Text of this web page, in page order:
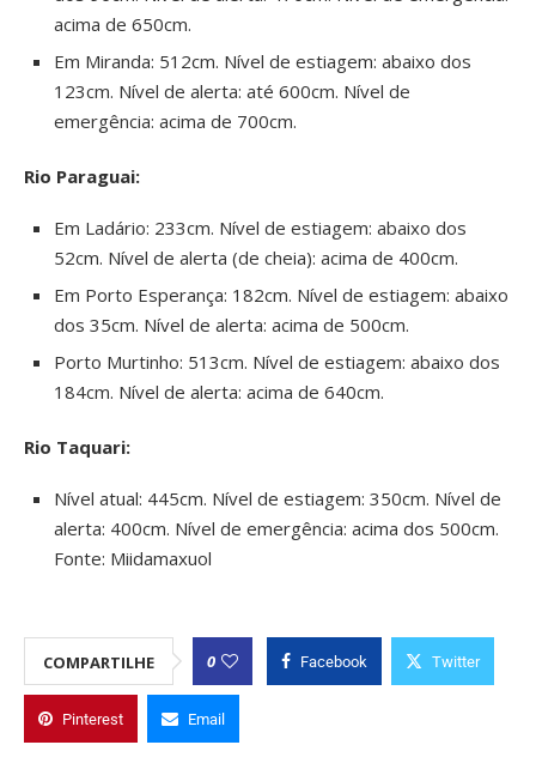
acima de 650cm.
Em Miranda: 512cm. Nível de estiagem: abaixo dos
123cm. Nível de alerta: até 600cm. Nível de
emergência: acima de 700cm.
Rio Paraguai:
Em Ladário: 233cm. Nível de estiagem: abaixo dos
52cm. Nível de alerta (de cheia): acima de 400cm.
Em Porto Esperança: 182cm. Nível de estiagem: abaixo
dos 35cm. Nível de alerta: acima de 500cm.
Porto Murtinho: 513cm. Nível de estiagem: abaixo dos
184cm. Nível de alerta: acima de 640cm.
Rio Taquari:
Nível atual: 445cm. Nível de estiagem: 350cm. Nível de
alerta: 400cm. Nível de emergência: acima dos 500cm.
Fonte: Miidamaxuol
COMPARTILHE 0 Facebook Twitter
Pinterest Email